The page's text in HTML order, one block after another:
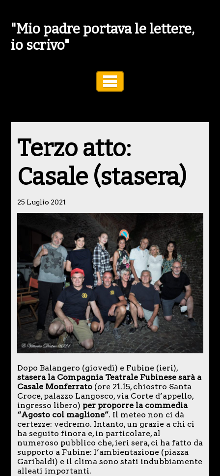
"Mio padre portava le lettere,
io scrivo"
Terzo atto:
Casale (stasera)
25 Luglio 2021
Dopo Balangero (giovedì) e Fubine (ieri),
stasera la Compagnia Teatrale Fubinese sarà a
Casale Monferrato(ore 21.15, chiostro Santa
Croce, palazzo Langosco, via Corte d’appello,
ingresso libero) per proporre la commedia
“Agosto col maglione”. Il meteo non ci dà
certezze: vedremo. Intanto, un grazie a chi ci
ha seguito finora e, in particolare, al
numeroso pubblico che, ieri sera, ci ha fatto da
supporto a Fubine: l’ambientazione (piazza
Garibaldi) e il clima sono stati indubbiamente
alleati importanti.